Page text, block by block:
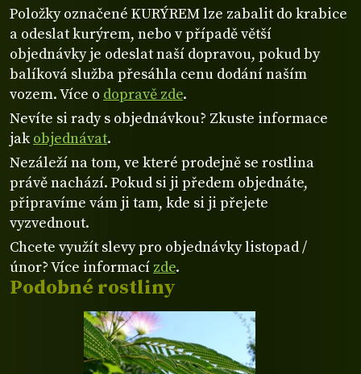
Podobné rostliny
Položky označené KURÝREM lze zabalit do krabice
a odeslat kurýrem, nebo v případě větší
objednávky je odeslat naší dopravou, pokud by
balíková služba přesáhla cenu dodání naším
vozem. Více o dopravě zde.
Nevíte si rady s objednávkou? Zkuste informace
jakobjednávat.
Nezáleží na tom, ve které prodejně se rostlina
právě nachází. Pokud si ji předem objednáte,
připravíme vám ji tam, kde si ji přejete
vyzvednout.
Chcete využít slevy pro objednávky listopad /
únor? Více informací zde.